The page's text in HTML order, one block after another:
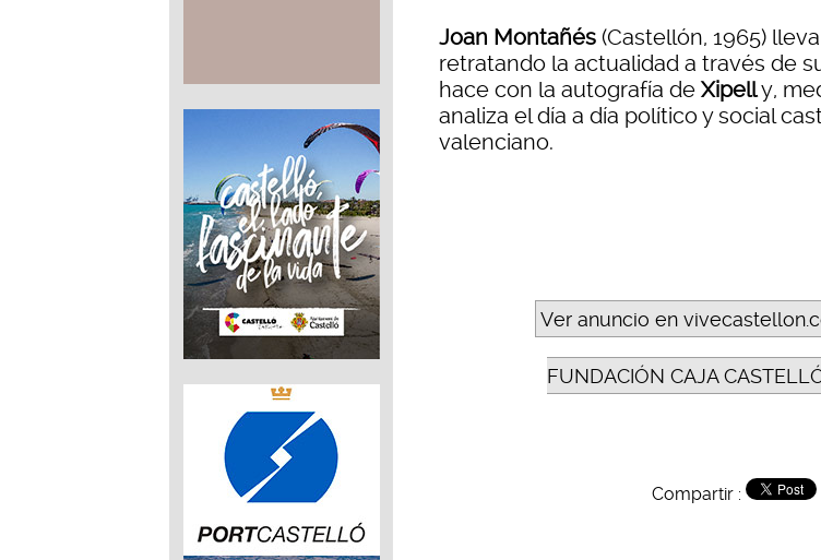
Joan Montañés (Castellón, 1965)
retratando la actualidad a través de
hace con la autografía de Xipelly,
analiza el día a día político y social
valenciano.
Ver anuncio en
FUNDACIÓN CAJA
Compartir :